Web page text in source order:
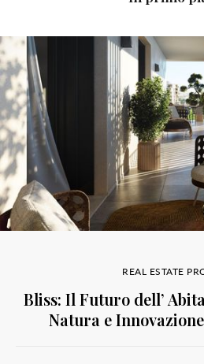
REAL ESTATE
Bliss: Il Futuro dell’
Natura e